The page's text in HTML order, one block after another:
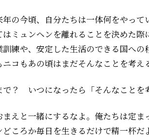
の今頃、自分たちは一体何をやって
はミュンヘンを離れることを決めた
練や、安定した生活のできる国へ
コもあの頃はまだそんなことを考え
？ いつになったら「そんなことを
まえと一緒にするなよ。俺たちは定
ころか毎日を生きるだけで精一杯だ